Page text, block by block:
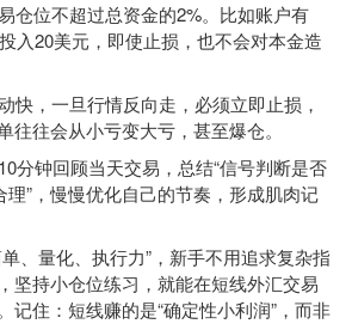
仓位不超过总资金的2%。比如账户有
入20美元，即使止损，也不会对本金造
快，一旦行情反向走，必须立即止损，
往往会从小亏变大亏，甚至爆仓。
分钟回顾当天交易，总结“信号判断是否
理”，慢慢优化自己的节奏，形成肌肉记
、量化、执行力”，新手不用追求复杂指
坚持小仓位练习，就能在短线外汇交易
记住：短线赚的是“确定性小利润”，而非